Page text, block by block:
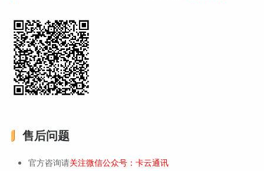
售后问题
官方咨询请关注微信公众号：卡云通讯